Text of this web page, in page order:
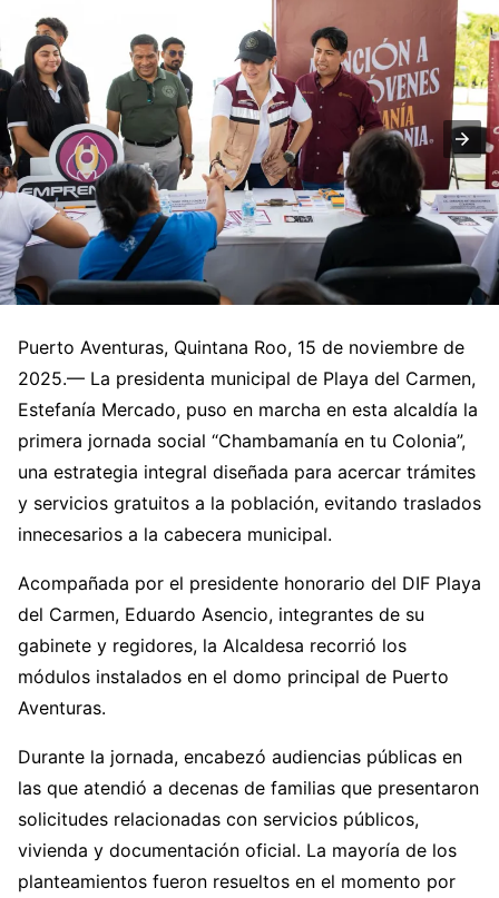
Puerto Aventuras, Quintana Roo, 15 de noviembre de
2025.— La presidenta municipal de Playa del Carmen,
Estefanía Mercado, puso en marcha en esta alcaldía la
primera jornada social “Chambamanía en tu Colonia”,
una estrategia integral diseñada para acercar trámites
y servicios gratuitos a la población, evitando traslados
innecesarios a la cabecera municipal.
Acompañada por el presidente honorario del DIF Playa
del Carmen, Eduardo Asencio, integrantes de su
gabinete y regidores, la Alcaldesa recorrió los
módulos instalados en el domo principal de Puerto
Aventuras.
Durante la jornada, encabezó audiencias públicas en
las que atendió a decenas de familias que presentaron
solicitudes relacionadas con servicios públicos,
vivienda y documentación oficial. La mayoría de los
planteamientos fueron resueltos en el momento por